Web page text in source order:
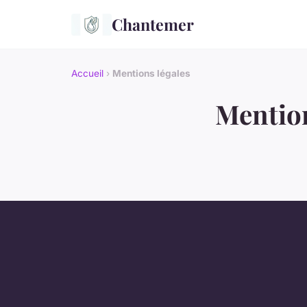
Chantemer
Accueil › Mentions légales